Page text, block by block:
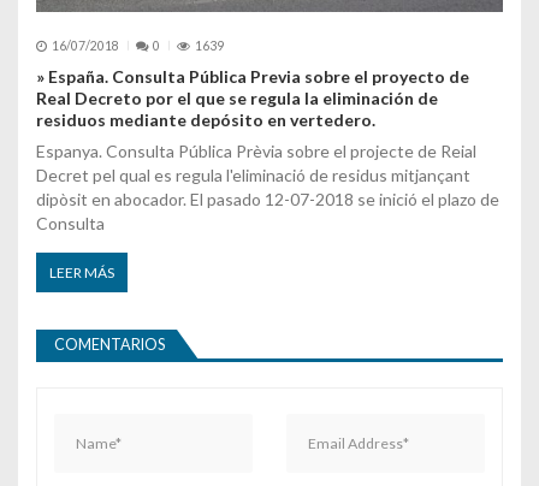
16/07/2018 0 1639
» España. Consulta Pública Previa sobre el proyecto de
Real Decreto por el que se regula la eliminación de
residuos mediante depósito en vertedero.
Espanya. Consulta Pública Prèvia sobre el projecte de Reial
Decret pel qual es regula l'eliminació de residus mitjançant
dipòsit en abocador. El pasado 12-07-2018 se inició el plazo de
Consulta
LEER MÁS
COMENTARIOS